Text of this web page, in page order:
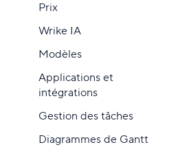
Prix
Wrike IA
Modèles
Applications et
intégrations
Gestion des tâches
Diagrammes de Gantt